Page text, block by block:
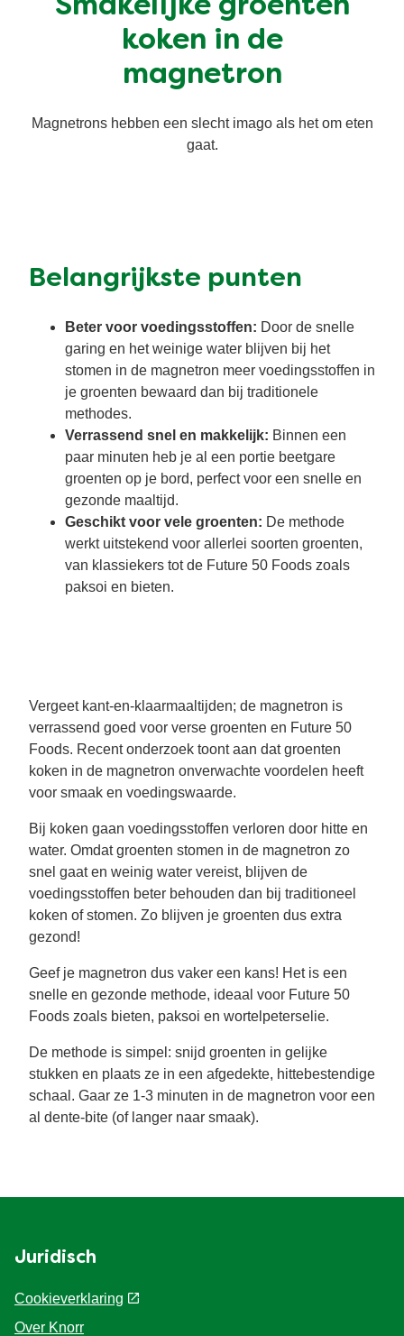
Smakelijke groenten
koken in de
magnetron
Magnetrons hebben een slecht imago als het om eten
gaat.
Belangrijkste punten
Beter voor voedingsstoffen: Door de snelle
garing en het weinige water blijven bij het
stomen in de magnetron meer voedingsstoffen in
je groenten bewaard dan bij traditionele
methodes.
Verrassend snel en makkelijk: Binnen een
paar minuten heb je al een portie beetgare
groenten op je bord, perfect voor een snelle en
gezonde maaltijd.
Geschikt voor vele groenten: De methode
werkt uitstekend voor allerlei soorten groenten,
van klassiekers tot de Future 50 Foods zoals
paksoi en bieten.
Vergeet kant-en-klaarmaaltijden; de magnetron is
verrassend goed voor verse groenten en Future 50
Foods. Recent onderzoek toont aan dat groenten
koken in de magnetron onverwachte voordelen heeft
voor smaak en voedingswaarde.
Bij koken gaan voedingsstoffen verloren door hitte en
water. Omdat groenten stomen in de magnetron zo
snel gaat en weinig water vereist, blijven de
voedingsstoffen beter behouden dan bij traditioneel
koken of stomen. Zo blijven je groenten dus extra
gezond!
Geef je magnetron dus vaker een kans! Het is een
snelle en gezonde methode, ideaal voor Future 50
Foods zoals bieten, paksoi en wortelpeterselie.
De methode is simpel: snijd groenten in gelijke
stukken en plaats ze in een afgedekte, hittebestendige
schaal. Gaar ze 1-3 minuten in de magnetron voor een
al dente-bite (of langer naar smaak).
Juridisch
Cookieverklaring
Over Knorr